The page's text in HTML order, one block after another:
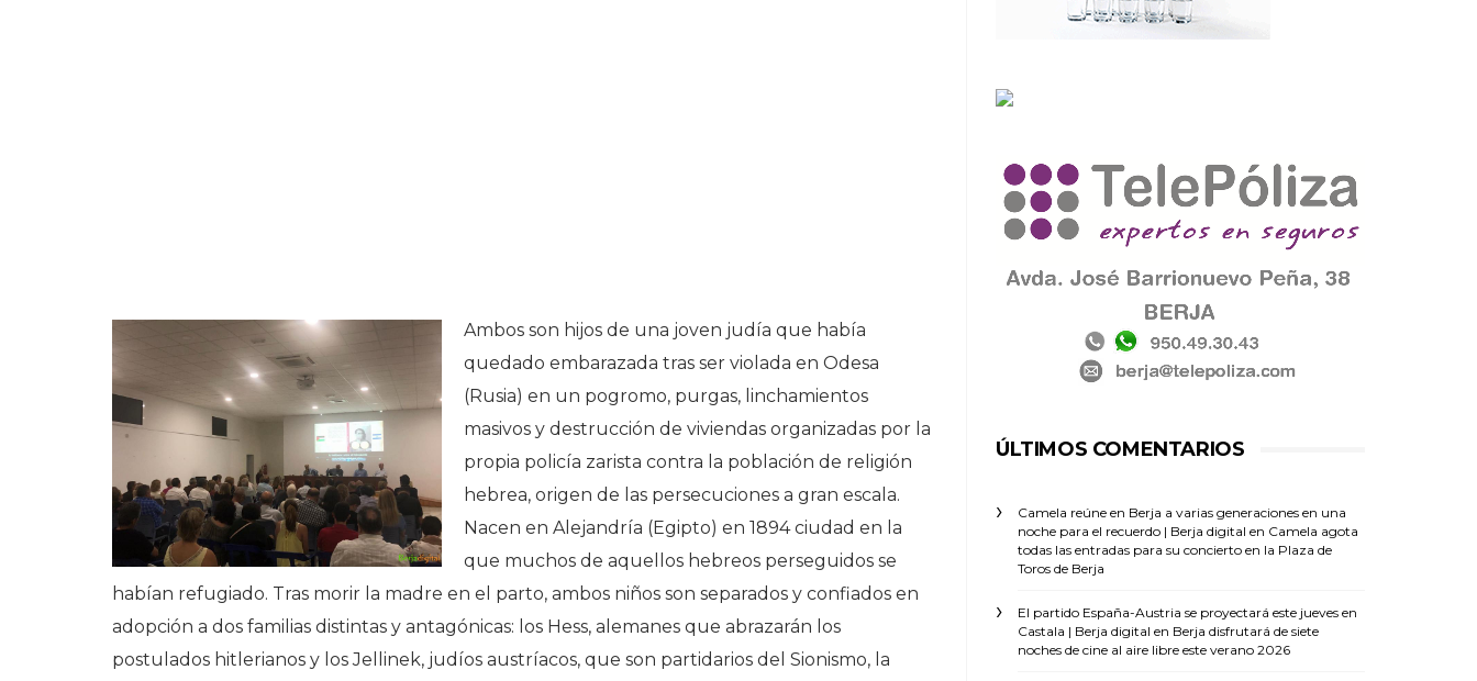
Ambos son hijos de una joven judía que había
quedado embarazada tras ser violada en Odesa
(Rusia) en un pogromo, purgas, linchamientos
masivos y destrucción de viviendas organizadas por la
propia policía zarista contra la población de religión
hebrea, origen de las persecuciones a gran escala.
Nacen en Alejandría (Egipto) en 1894 ciudad en la
que muchos de aquellos hebreos perseguidos se
habían refugiado. Tras morir la madre en el parto, ambos niños son separados y confiados en
adopción a dos familias distintas y antagónicas: los Hess, alemanes que abrazarán los
postulados hitlerianos y los Jellinek, judíos austríacos, que son partidarios del Sionismo, la
ÚLTIMOS COMENTARIOS
Camela reúne en Berja a varias generaciones en una
noche para el recuerdo | Berja digital en Camela agota
todas las entradas para su concierto en la Plaza de
Toros de Berja
El partido España-Austria se proyectará este jueves en
Castala | Berja digital en Berja disfrutará de siete
noches de cine al aire libre este verano 2026